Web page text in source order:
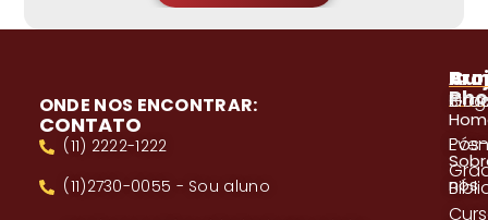
ONDE NOS ENCONTRAR:
CONTATO
(11) 2222-1222
(11)2730-0055 - Sou aluno
A
nós
Pós-